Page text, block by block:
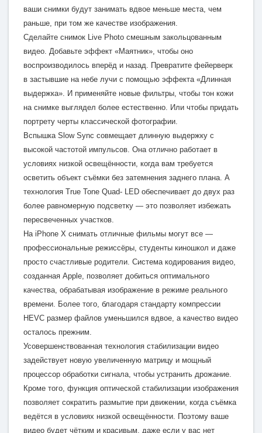
ваши снимки будут занимать вдвое меньше места, чем
раньше, при том же качестве изображения.
Сделайте снимок Live Photo смешным закольцованным
видео. Добавьте эффект «Маятник», чтобы оно
воспроизводилось вперёд и назад. Превратите фейерверк
в застывшие на небе лучи с помощью эффекта «Длинная
выдержка». И применяйте новые фильтры, чтобы тон кожи
на снимке выглядел более естественно. Или чтобы придать
портрету черты классической фотографии.
Вспышка Slow Sync совмещает длинную выдержку с
высокой частотой импульсов. Она отлично работает в
условиях низкой освещённости, когда вам требуется
осветить объект съёмки без затемнения заднего плана. А
технология True Tone Quad- LED обеспечивает до двух раз
более равномерную подсветку — это позволяет избежать
пересвеченных участков.
На iPhone X снимать отличные фильмы могут все —
профессиональные режиссёры, студенты киношкол и даже
просто счастливые родители. Система кодирования видео,
созданная Apple, позволяет добиться оптимального
качества, обрабатывая изображение в режиме реального
времени. Более того, благодаря стандарту компрессии
HEVC размер файлов уменьшился вдвое, а качество видео
осталось прежним.
Усовершенствованная технология стабилизации видео
задействует новую увеличенную матрицу и мощный
процессор обработки сигнала, чтобы устранить дрожание.
Кроме того, функция оптической стабилизации изображения
позволяет сократить размытие при движении, когда съёмка
ведётся в условиях низкой освещённости. Поэтому ваше
видео будет чётким и красивым, даже если у вас нет